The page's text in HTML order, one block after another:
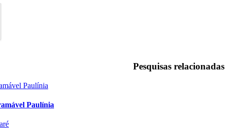
Pesquisas relacionadas
Paulínia